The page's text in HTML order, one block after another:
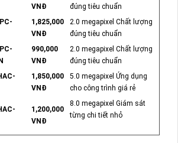
VNĐ
đúng tiêu chuẩn
1,825,000
VNĐ
2.0 megapixel Chất lượng
đúng tiêu chuẩn
990,000
VNĐ
2.0 megapixel Chất lượng
đúng tiêu chuẩn
1,850,000
VNĐ
5.0 megapixel Ứng dụng
cho công trình giá rẻ
1,200,000
VNĐ
8.0 megapixel Giám sát
từng chi tiết nhỏ